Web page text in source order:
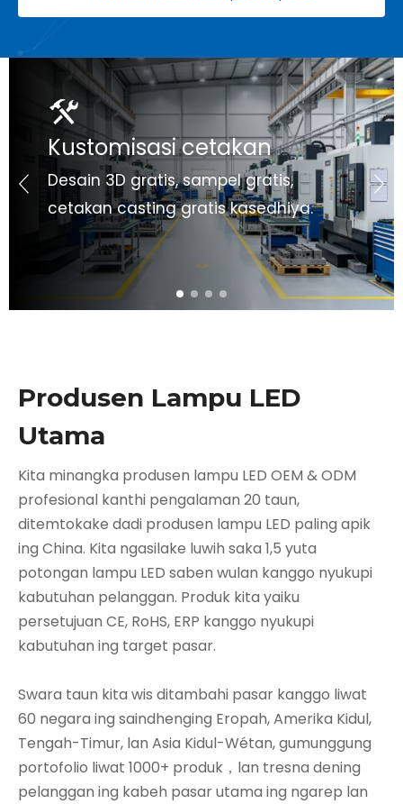
Kustomisasi cetakan
Desain 3D gratis, sampel gratis,
cetakan casting gratis kasedhiya.
Produsen Lampu LED
Utama
Kita minangka produsen lampu LED OEM & ODM
profesional kanthi pengalaman 20 taun,
ditemtokake dadi produsen lampu LED paling apik
ing China. Kita ngasilake luwih saka 1,5 yuta
potongan lampu LED saben wulan kanggo nyukupi
kabutuhan pelanggan. Produk kita yaiku
persetujuan CE, RoHS, ERP kanggo nyukupi
kabutuhan ing target pasar.
Swara taun kita wis ditambahi pasar kanggo liwat
60 negara ing saindhenging Eropah, Amerika Kidul,
Tengah-Timur, lan Asia Kidul-Wétan, gumunggung
portofolio liwat 1000+ produk，lan tresna dening
pelanggan ing kabeh pasar utama ing ngarep lan